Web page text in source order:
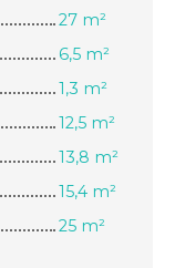
27 m²
6,5 m²
1,3 m²
12,5 m²
13,8 m²
15,4 m²
25 m²